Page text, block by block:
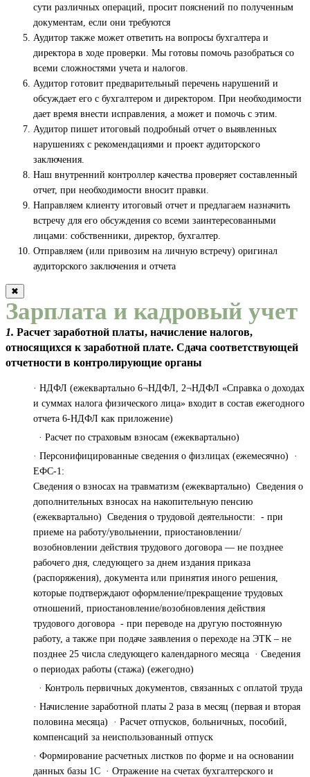
сути различных операций, просит пояснений по полученным
документам, если они требуются
Аудитор также может ответить на вопросы бухгалтера и
директора в ходе проверки. Мы готовы помочь разобраться со
всеми сложностями учета и налогов.
Аудитор готовит предварительный перечень нарушений и
обсуждает его с бухгалтером и директором. При необходимости
дает время внести исправления, а может и помочь с этим.
Аудитор пишет итоговый подробный отчет о выявленных
нарушениях с рекомендациями и проект аудиторского
заключения.
Наш внутренний контроллер качества проверяет составленный
отчет, при необходимости вносит правки.
Направляем клиенту итоговый отчет и предлагаем назначить
встречу для его обсуждения со всеми заинтересованными
лицами: собственники, директор, бухгалтер.
Отправляем (или привозим на личную встречу) оригинал
аудиторского заключения и отчета
✖
Зарплата и кадровый учет
1. Расчет заработной платы, начисление налогов,
относящихся к заработной плате. Сдача соответствующей
отчетности в контролирующие органы
· НДФЛ (ежеквартально 6¬НДФЛ, 2¬НДФЛ «Справка о доходах
и суммах налога физического лица» входит в состав ежегодного
отчета 6-НДФЛ как приложение)
· Расчет по страховым взносам (ежеквартально)
· Персонифицированные сведения о физлицах (ежемесячно) ·
ЕФС-1:
Сведения о взносах на травматизм (ежеквартально) Сведения о
дополнительных взносах на накопительную пенсию
(ежеквартально) Сведения о трудовой деятельности: - при
приеме на работу/увольнении, приостановлении/
возобновлении действия трудового договора — не позднее
рабочего дня, следующего за днем издания приказа
(распоряжения), документа или принятия иного решения,
которые подтверждают оформление/прекращение трудовых
отношений, приостановление/возобновления действия
трудового договора - при переводе на другую постоянную
работу, а также при подаче заявления о переходе на ЭТК – не
позднее 25 числа следующего календарного месяца · Сведения
о периодах работы (стажа) (ежегодно)
· Контроль первичных документов, связанных с оплатой труда
· Начисление заработной платы 2 раза в месяц (первая и вторая
половина месяца) · Расчет отпусков, больничных, пособий,
компенсаций за неиспользованный отпуск
· Формирование расчетных листков по форме и на основании
данных базы 1С · Отражение на счетах бухгалтерского и